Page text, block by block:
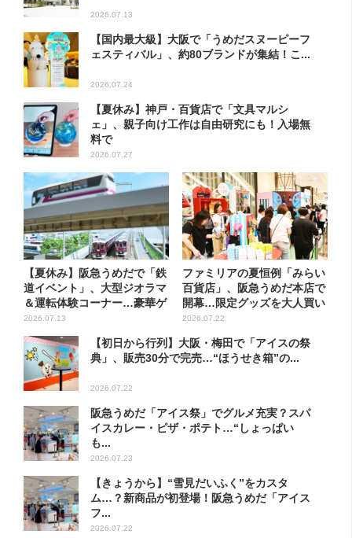
2026.07.13
【国内最大級】大阪で「うめだスヌーピーフ
ェスティバル」、約80ブランドが集結！こ...
2026.07.24
【夏休み】神戸・百貨店で「文具マルシ
ェ」、親子向け工作は自由研究にも！入場無
料で
2026.07.27
【夏休み】阪急うめだで「鉄
道イベント」、大型ジオラマ
＆運転体験コーナー…豪華ゲ
ス...
2026.07.13
ファミリアの夏恒例「みらい
百貨店」、阪急うめだ本店で
開幕…限定グッズを大人買い
す...
2026.07.22
【初日から行列】大阪・梅田で「アイスの祭
典」、販売30分で完売…“ほうせき箱”の...
2026.07.22
阪急うめだ「アイス祭」でグルメ充実？スパ
イスカレー・ピザ・ポテト…“しょっぱい
も...
2026.07.23
【きょうから】“雪見だいふく”をカスタ
ム…？新商品が初登場！阪急うめだ「アイス
フ...
2026.07.22